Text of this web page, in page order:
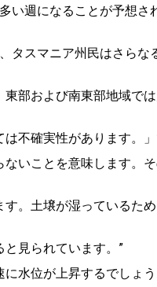
い週になることが予想さ
タスマニア州民はさらな
部および南東部地域で
不確実性があります。」
いことを意味します。
。土壌が湿っているた
見られています。”
水位が上昇するでしょう